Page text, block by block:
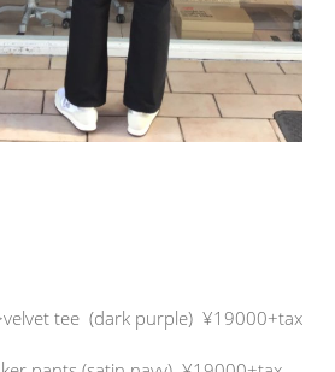
tee (dark purple) ¥19000+tax